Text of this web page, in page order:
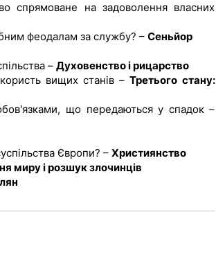
спрямоване на задоволення власних
феодалам за службу? – Сеньйор
– Духовенство і рицарство
вищих станів –Третього стану:
що передаються у спадок –
Європи? – Християнство
миру і розшук злочинців